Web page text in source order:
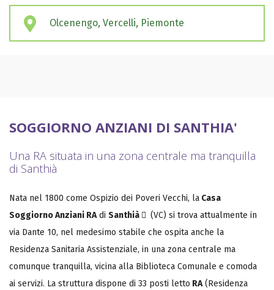
Olcenengo, Vercelli, Piemonte
SOGGIORNO ANZIANI DI SANTHIA'
Una RA situata in una zona centrale ma tranquilla
di Santhià
Nata nel 1800 come Ospizio dei Poveri Vecchi, la Casa
Soggiorno Anziani RAdi Santhià
(VC) si trova attualmente in
via Dante 10, nel medesimo stabile che ospita anche la
Residenza Sanitaria Assistenziale, in una zona centrale ma
comunque tranquilla, vicina alla Biblioteca Comunale e comoda
ai servizi. La struttura dispone di 33 posti letto RA(Residenza